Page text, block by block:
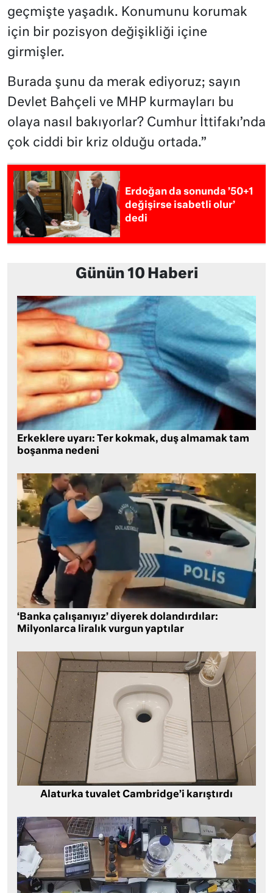
geçmişte yaşadık. Konumunu korumak
için bir pozisyon değişikliği içine
girmişler.
Burada şunu da merak ediyoruz; sayın
Devlet Bahçeli ve MHP kurmayları bu
olaya nasıl bakıyorlar? Cumhur İttifakı’nda
çok ciddi bir kriz olduğu ortada.”
Erdoğan da sonunda ’50+1
değişirse isabetli olur’
dedi
Günün 10 Haberi
Erkeklere uyarı: Ter kokmak, duş almamak tam
boşanma nedeni
‘Banka çalışanıyız’ diyerek dolandırdılar:
Milyonlarca liralık vurgun yaptılar
Alaturka tuvalet Cambridge’i karıştırdı